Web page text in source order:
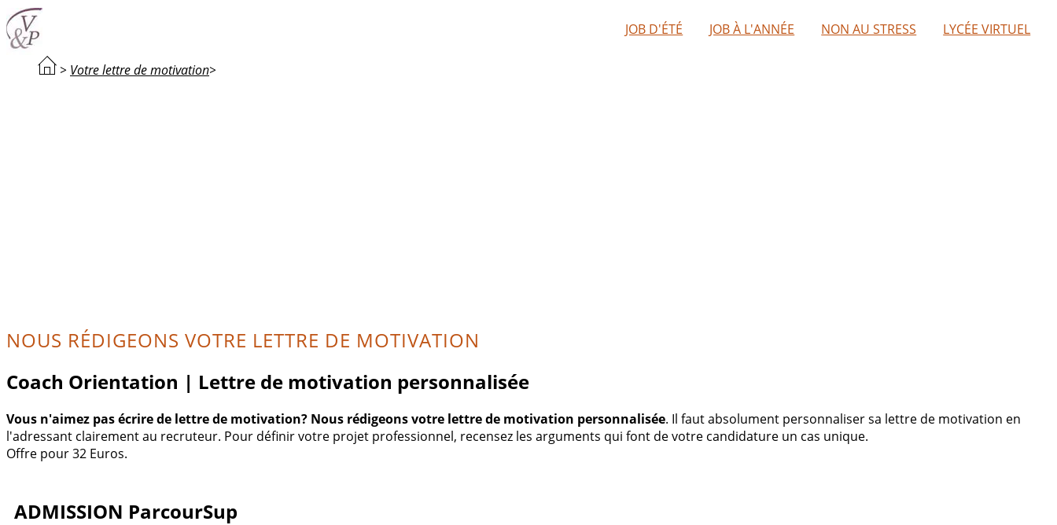
JOB D'ÉTÉ JOB À L'ANNÉE NON AU STRESS LYCÉE VIRTUEL
> Votre lettre de motivation>
NOUS RÉDIGEONS VOTRE LETTRE DE MOTIVATION
Coach Orientation | Lettre de motivation personnalisée
Vous n'aimez pas écrire de lettre de motivation? Nous rédigeons votre lettre de motivation personnalisée. Il faut absolument personnaliser sa lettre de motivation en
l'adressant clairement au recruteur. Pour définir votre projet professionnel, recensez les arguments qui font de votre candidature un cas unique.
Offre pour 32 Euros.
ADMISSION ParcourSup